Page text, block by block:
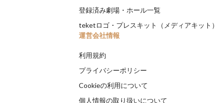
登録済み劇場・ホール一覧
teketロゴ・プレスキット（メディアキット）
運営会社情報
利用規約
プライバシーポリシー
Cookieの利用について
個人情報の取り扱いについて